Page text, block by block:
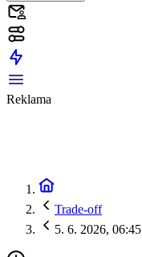
Reklama
Trade-off
5. 6. 2026, 06:45